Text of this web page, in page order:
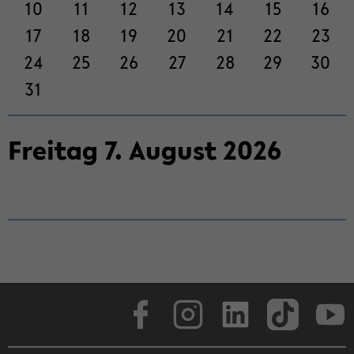
seln
10
11 12 13 14 15
16
17
18 19 20 21 22
23
24
25 26 27 28 29
30
31
Frei­tag 7. Au­gust2026
Face­book